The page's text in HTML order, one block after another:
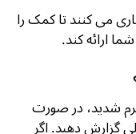
می کنند تا کمک را
ارائه کند.
شدید، در صورت